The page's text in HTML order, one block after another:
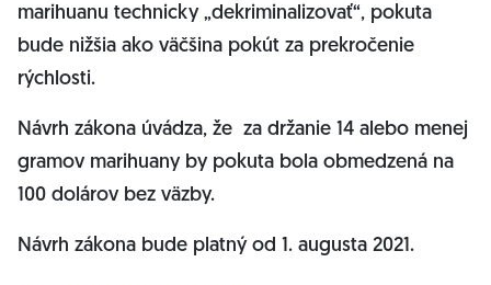
marihuanu technicky „dekriminalizovať“, pokuta
bude nižšia ako väčšina pokút za prekročenie
rýchlosti.
Návrh zákona úvádza, že za držanie 14 alebo menej
gramov marihuany by pokuta bola obmedzená na
100 dolárov bez väzby.
Návrh zákona bude platný od 1. augusta 2021.